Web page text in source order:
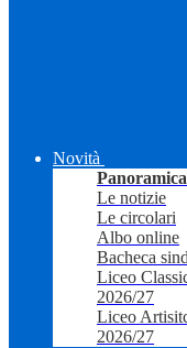
Novità
Panoramica
Le notizie
Le circolari
Albo online
Bacheca
Liceo
2026/27
Liceo
2026/27